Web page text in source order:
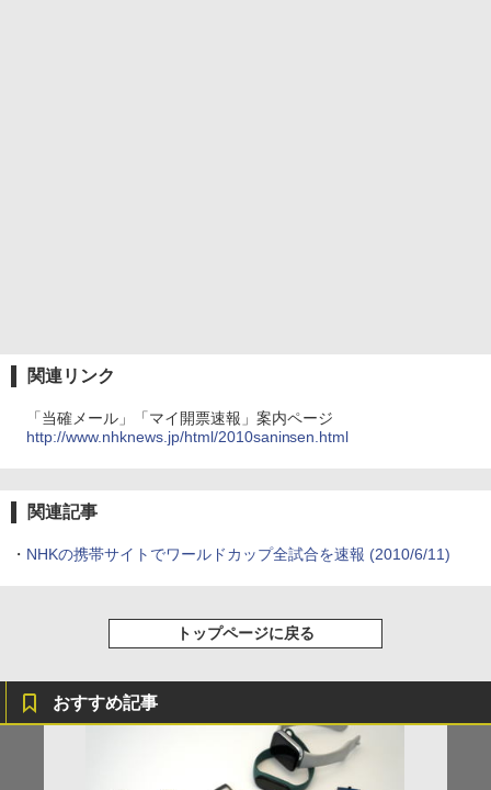
関連リンク
「当確メール」「マイ開票速報」案内ページ
http://www.nhknews.jp/html/2010saninsen.html
関連記事
・ NHKの携帯サイトでワールドカップ全試合を速報 (2010/6/11)
トップページに戻る
おすすめ記事